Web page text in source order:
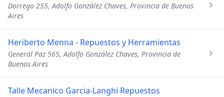
Dorrego 255, Adolfo González Chaves, Provincia de Buenos
Aires
Heriberto Menna - Repuestos y Herramientas
General Paz 565, Adolfo González Chaves, Provincia de
Buenos Aires
Talle Mecanico Garcia-Langhi Repuestos